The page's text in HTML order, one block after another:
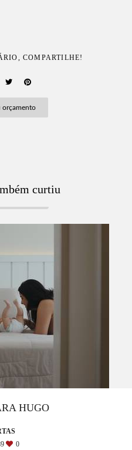
COMPARTILHE!
orçamento
curtiu
HUGO
0